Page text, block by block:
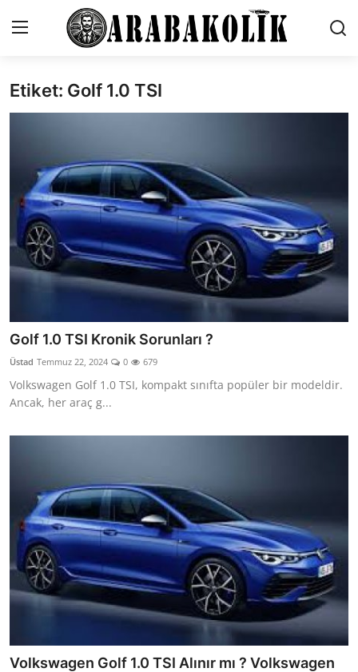
İletişim
Karşılaştırmalar
Testler
Markalar
Motosiklet
Paketler
Yağlar
Etiket: Golf 1.0 TSI
Golf 1.0 TSI Kronik Sorunları ?
Üstad Temmuz 22, 2024 0 679
Volkswagen Golf 1.0 TSI, kompakt sınıfta popüler bir modeldir.
Ancak, her araç g...
Volkswagen Golf 1.0 TSI Alınır mı ? Volkswagen